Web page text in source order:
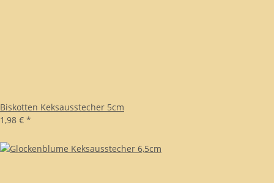
Biskotten Keksausstecher 5cm
1,98 € *